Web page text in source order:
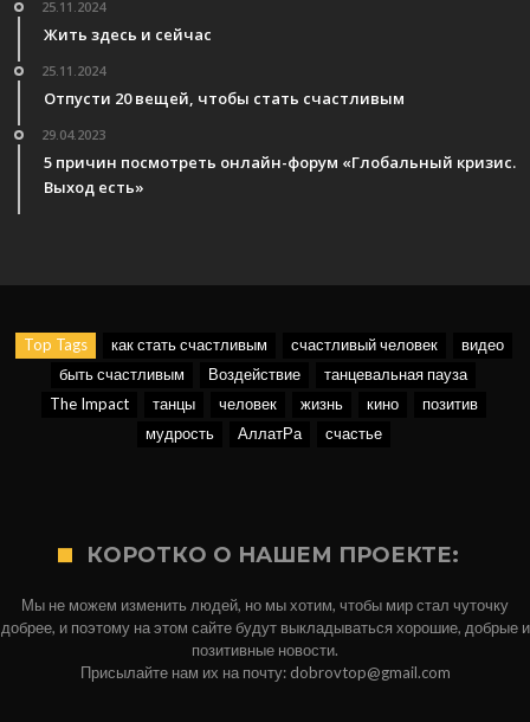
25.11.2024
Жить здесь и сейчас
25.11.2024
Отпусти 20 вещей, чтобы стать счастливым
29.04.2023
5 причин посмотреть онлайн-форум «Глобальный кризис.
Выход есть»
Top Tags как стать счастливым счастливый человек
видео
быть счастливым
Воздействие
танцевальная пауза
The Impact
танцы человек жизнь кино
позитив
мудрость
АллатРа счастье
КОРОТКО О НАШЕМ ПРОЕКТЕ:
Мы не можем изменить людей, но мы хотим, чтобы мир стал чуточку
добрее, и поэтому на этом сайте будут выкладываться хорошие, добрые и
позитивные новости.
Присылайте нам их на почту: dobrovtop@gmail.com